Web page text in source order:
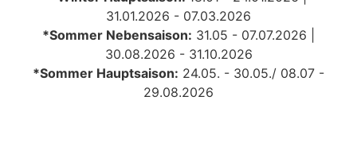
31.01.2026 - 07.03.2026
*Sommer Nebensaison: 31.05 - 07.07.2026 |
30.08.2026 - 31.10.2026
*Sommer Hauptsaison: 24.05. - 30.05./ 08.07 -
29.08.2026